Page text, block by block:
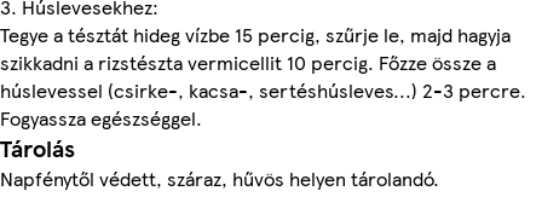
3. Húslevesekhez:
Tegye a tésztát hideg vízbe 15 percig, szűrje le, majd hagyja
szikkadni a rizstészta vermicellit 10 percig. Főzze össze a
húslevessel (csirke-, kacsa-, sertéshúsleves...) 2-3 percre.
Fogyassza egészséggel.
Tárolás
Napfénytől védett, száraz, hűvös helyen tárolandó.